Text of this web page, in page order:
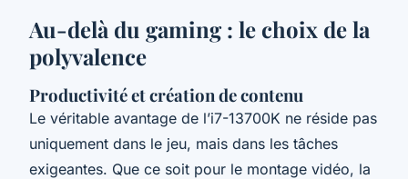
Au-delà du gaming : le choix de la
polyvalence
Productivité et création de contenu
Le véritable avantage de l’i7-13700K ne réside pas
uniquement dans le jeu, mais dans les tâches
exigeantes. Que ce soit pour le montage vidéo, la